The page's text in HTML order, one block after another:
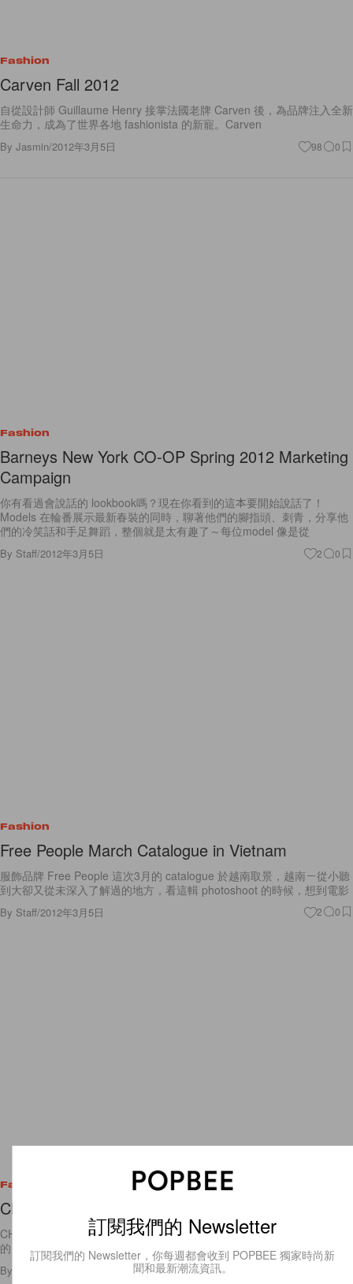
Fashion
Carven Fall 2012
自從設計師 Guillaume Henry 接掌法國老牌 Carven 後，為品牌注入全新
生命力，成為了世界各地 fashionista 的新寵。Carven
By Jasmin/2012年3月5日 98 0
Fashion
Barneys New York CO-OP Spring 2012 Marketing
Campaign
你有看過會說話的 lookbook嗎？現在你看到的這本要開始說話了！
Models 在輪番展示最新春裝的同時，聊著他們的腳指頭、刺青，分享他
們的冷笑話和手足舞蹈，整個就是太有趣了～每位model 像是從
By Staff/2012年3月5日 2 0
Fashion
Free People March Catalogue in Vietnam
服飾品牌 Free People 這次3月的 catalogue 於越南取景，越南－從小聽
到大卻又從未深入了解過的地方，看這輯 photoshoot 的時候，想到電影
By Staff/2012年3月5日 2 0
Fashion
Chanel Jacket 9 Different Ways
CHANEL jacket 一直是最經典的示範！最經典的事情就是最歷史常新
的，最經得起風浪的經典就是最有耐穿的能耐的吧。CHANEL
By 2012年3月5日
訂閱我們的 Newsletter
訂閱我們的 Newsletter，你每週都會收到 POPBEE 獨家時尚新
聞和最新潮流資訊。